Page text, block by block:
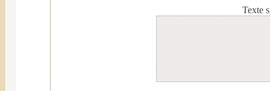
Texte